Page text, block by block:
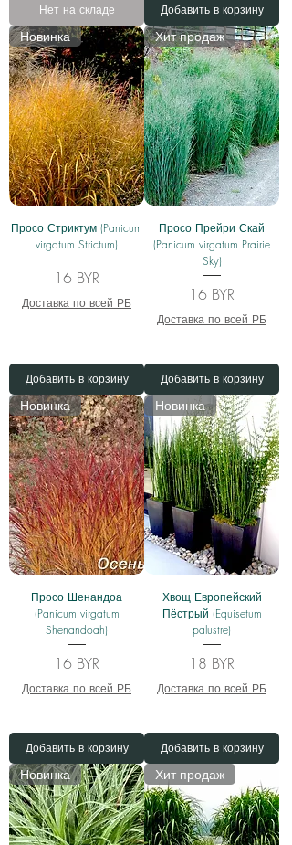
Нет на складе Добавить в корзину
Новинка
Просо Стриктум (Panicum
virgatum Strictum)
Цена
16 BYR
Доставка по всей РБ
Добавить в корзину
Хит продаж
Просо Прейри Скай
(Panicum virgatum Prairie
Sky)
Цена
16 BYR
Доставка по всей РБ
Добавить в корзину
Новинка
Просо Шенандоа
(Panicum virgatum
Shenandoah)
Цена
16 BYR
Доставка по всей РБ
Добавить в корзину
Новинка
Хвощ Европейский
Пёстрый (Equisetum
palustre)
Цена
18 BYR
Доставка по всей РБ
Добавить в корзину
Новинка Хит продаж